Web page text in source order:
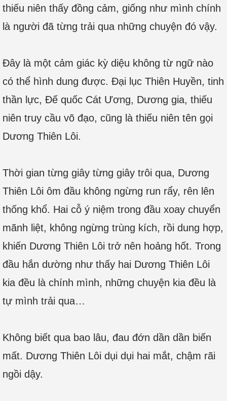
thiếu niên thấy đồng cảm, giống như mình chính
là người đã từng trải qua những chuyện đó vậy.
Đây là một cảm giác kỳ diệu không từ ngữ nào
có thể hình dung được. Đại lục Thiên Huyền, tinh
thần lực, Đế quốc Cát Ương, Dương gia, thiếu
niên truy cầu võ đạo, cũng là thiếu niên tên gọi
Dương Thiên Lôi.
Thời gian từng giây từng giây trôi qua, Dương
Thiên Lôi ôm đầu không ngừng run rẩy, rên lên
thống khổ. Hai cỗ ý niệm trong đầu xoay chuyển
mãnh liệt, không ngừng trùng kích, rồi dung hợp,
khiến Dương Thiên Lôi trở nên hoảng hốt. Trong
đầu hắn dường như thấy hai Dương Thiên Lôi
kia đều là chính mình, những chuyện kia đều là
tự mình trải qua…
Không biết qua bao lâu, đau đớn dần dần biến
mất. Dương Thiên Lôi dụi dụi hai mắt, chậm rãi
ngồi dậy.